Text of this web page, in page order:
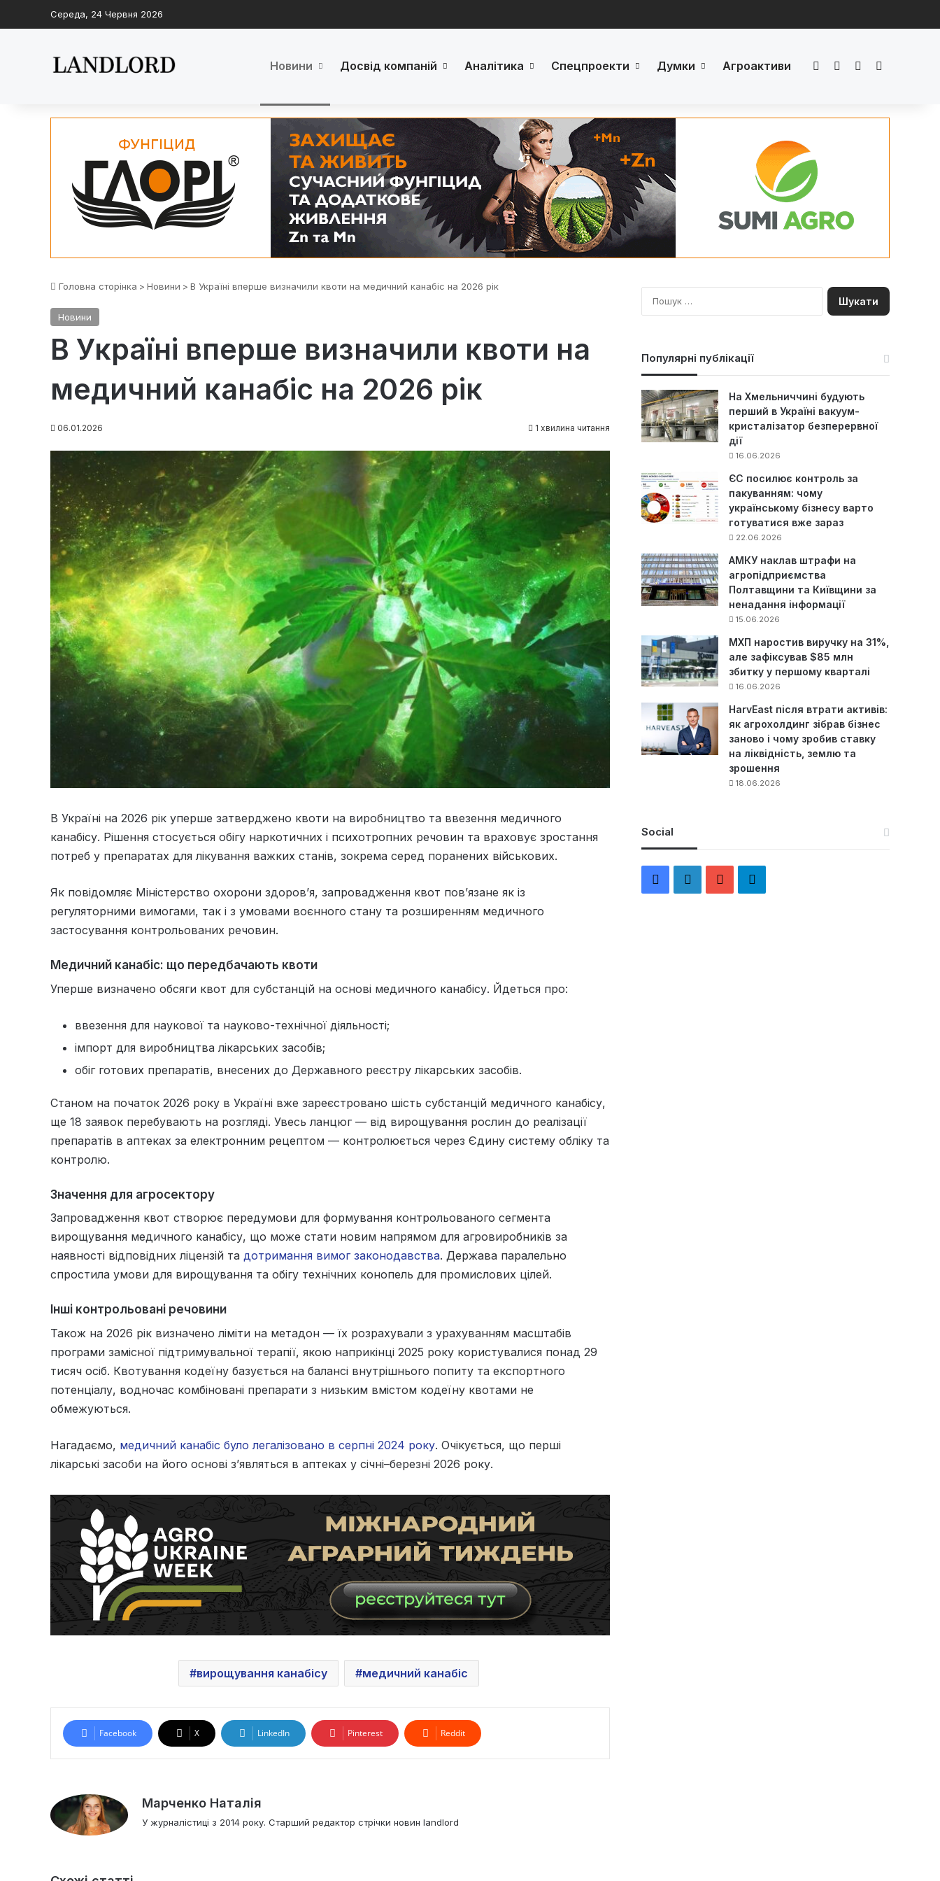
Середа, 24 Червня 2026
Новини Досвід компаній Аналітика Спецпроекти Думки Агроактиви FacebookLinkedInYouTube
Головна сторінка > Новини > В Україні вперше визначили квоти на медичний канабіс на 2026 рік
Новини
В Україні вперше визначили квоти на
медичний канабіс на 2026 рік
06.01.2026 1 хвилина читання
В Україні на 2026 рік уперше затверджено квоти на виробництво та ввезення медичного
канабісу. Рішення стосується обігу наркотичних і психотропних речовин та враховує зростання
потреб у препаратах для лікування важких станів, зокрема серед поранених військових.
Як повідомляє Міністерство охорони здоров’я, запровадження квот пов’язане як із
регуляторними вимогами, так і з умовами воєнного стану та розширенням медичного
застосування контрольованих речовин.
Медичний канабіс: що передбачають квоти
Уперше визначено обсяги квот для субстанцій на основі медичного канабісу. Йдеться про:
ввезення для наукової та науково-технічної діяльності;
імпорт для виробництва лікарських засобів;
обіг готових препаратів, внесених до Державного реєстру лікарських засобів.
Станом на початок 2026 року в Україні вже зареєстровано шість субстанцій медичного канабісу,
ще 18 заявок перебувають на розгляді. Увесь ланцюг — від вирощування рослин до реалізації
препаратів в аптеках за електронним рецептом — контролюється через Єдину систему обліку та
контролю.
Значення для агросектору
Запровадження квот створює передумови для формування контрольованого сегмента
вирощування медичного канабісу, що може стати новим напрямом для агровиробників за
наявності відповідних ліцензій та дотримання вимог законодавства. Держава паралельно
спростила умови для вирощування та обігу технічних конопель для промислових цілей.
Інші контрольовані речовини
Також на 2026 рік визначено ліміти на метадон — їх розрахували з урахуванням масштабів
програми замісної підтримувальної терапії, якою наприкінці 2025 року користувалися понад 29
тисяч осіб. Квотування кодеїну базується на балансі внутрішнього попиту та експортного
потенціалу, водночас комбіновані препарати з низьким вмістом кодеїну квотами не
обмежуються.
Нагадаємо, медичний канабіс було легалізовано в серпні 2024 року. Очікується, що перші
лікарські засоби на його основі з’являться в аптеках у січні–березні 2026 року.
вирощування канабісу медичний канабіс
Facebook X LinkedIn Pinterest Reddit
Марченко Наталія
У журналістиці з 2014 року. Старший редактор стрічки новин landlord
П
о
Популярні публікації
На Хмельниччині будують
перший в Україні вакуум-
кристалізатор безперервної
дії
16.06.2026
ЄС посилює контроль за
пакуванням: чому
українському бізнесу варто
готуватися вже зараз
22.06.2026
АМКУ наклав штрафи на
агропідприємства
Полтавщини та Київщини за
ненадання інформації
15.06.2026
МХП наростив виручку на 31%,
але зафіксував $85 млн
збитку у першому кварталі
16.06.2026
HarvEast після втрати активів:
як агрохолдинг зібрав бізнес
заново і чому зробив ставку
на ліквідність, землю та
зрошення
18.06.2026
Social